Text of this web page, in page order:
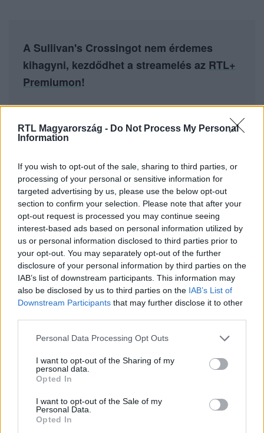
RTL Magyarország - Do Not Process My Personal
Information
If you wish to opt-out of the sale, sharing to third parties, or
processing of your personal or sensitive information for
targeted advertising by us, please use the below opt-out
section to confirm your selection. Please note that after your
opt-out request is processed you may continue seeing
interest-based ads based on personal information utilized by
us or personal information disclosed to third parties prior to
your opt-out. You may separately opt-out of the further
disclosure of your personal information by third parties on the
IAB’s list of downstream participants. This information may
also be disclosed by us to third parties on the IAB’s List of
Downstream Participants that may further disclose it to other
Please note that this website/app uses one or more Google
not limited to your visit or usage behaviour. You may click to
grant or deny consent to Google and its third-party tags to
use your data for below specified purposes in below Google
consent section.
Personal Data Processing Opt Outs
I want to opt-out of the Sharing of my
personal data.
Opted In
I want to opt-out of the Sale of my
Personal Data.
Opted In
A Sullivan's Crossingot nem érdemes
kihagyni, kezdődhet a streamelés az RTL+
Premiumon!
Követem